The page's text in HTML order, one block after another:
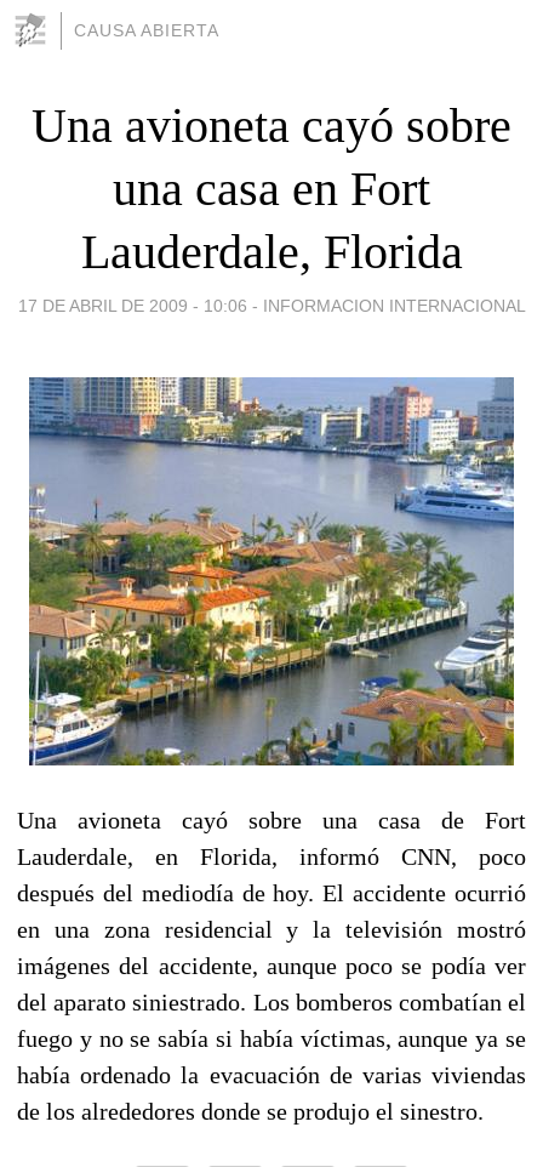
CAUSA ABIERTA
Una avioneta cayó sobre
una casa en Fort
Lauderdale, Florida
17 DE ABRIL DE 2009 - 10:06 - INFORMACION INTERNACIONAL
Una avioneta cayó sobre una casa de Fort
Lauderdale, en Florida, informó CNN, poco
después del mediodía de hoy. El accidente ocurrió
en una zona residencial y la televisión mostró
imágenes del accidente, aunque poco se podía ver
del aparato siniestrado. Los bomberos combatían el
fuego y no se sabía si había víctimas, aunque ya se
había ordenado la evacuación de varias viviendas
de los alrededores donde se produjo el sinestro.